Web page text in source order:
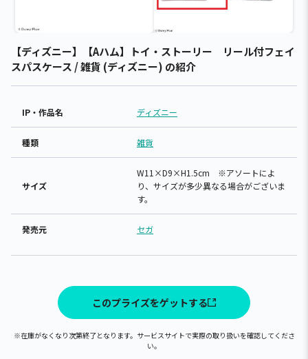
【ディズニー】【Aハム】トイ・ストーリー リール付フェイ
スパスケース / 雑貨 (ディズニー) の紹介
IP・作品名 ディズニー
種類 雑貨
サイズ
W11×D9×H1.5cm ※アソートによ
り、サイズが多少異なる場合がございま
す。
発売元 セガ
このプライズをゲットする
※在庫がなくなり次第終了となります。サービスサイトで実際の取り扱いを確認してくださ
い。